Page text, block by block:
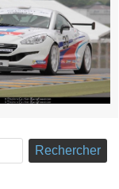
Rechercher